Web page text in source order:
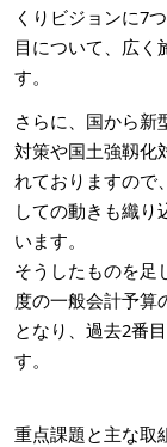
くりビジョンに7
目について、広く
す。
さらに、国から新
対策や国土強靱化
れておりますので
しての動きも織り
います。
そうしたものを足
度の一般会計予算
となり、過去2番
す。
重点課題と主な取